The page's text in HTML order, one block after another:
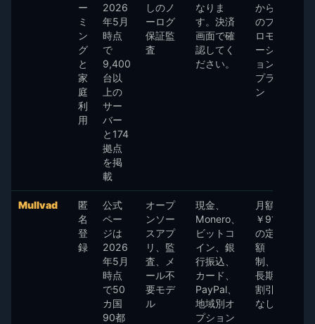
ー
ミ
ン
グ
と
家
庭
利
用
2026
年5月
時点
で
9,400
台以
上の
サー
バー
と174
拠点
を掲
載
しのノ
ーログ
保証監
査
なりま
す。決済
画面で確
認してく
ださい。
から
のプ
ロモ
ーシ
ョン
プラ
ン
Mullvad
匿
名
登
録
公式
ペー
ジは
2026
年5月
時点
で50
カ国
90都
オープ
ンソー
スアプ
リ、監
査、メ
ール不
要モデ
ル
現金、
Monero、
ビットコ
イン、銀
行振込、
カード、
PayPal、
地域別オ
プション
月額
￥910
の定
額
制、
長期
割引
なし